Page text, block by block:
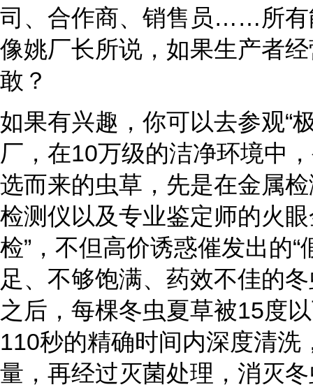
司、合作商、销售员……所有
像姚厂长所说，如果生产者
敢？
如果有兴趣，你可以去参观“
厂，在10万级的洁净环境中
选而来的虫草，先是在金属
检测仪以及专业鉴定师的火
检”，不但高价诱惑催发出的“
足、不够饱满、药效不佳的
之后，每棵冬虫夏草被15度
110秒的精确时间内深度清
量，再经过灭菌处理，消灭